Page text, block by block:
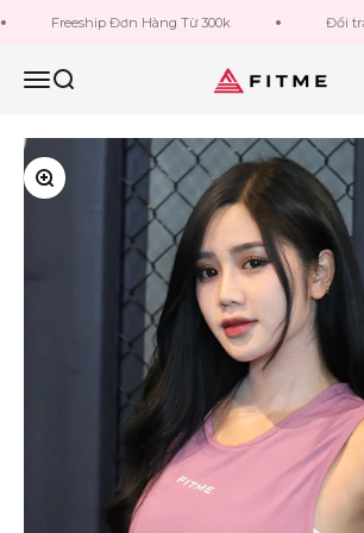
Freeship Đơn Hàng Từ 300k Đổi trả
MenuTìm kiếm Fitme Sportswear
Phóng to